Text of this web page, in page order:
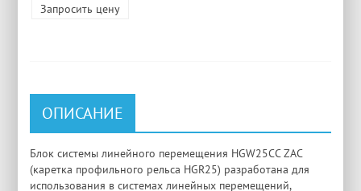
Запросить цену
ОПИСАНИЕ
Блок системы линейного перемещения HGW25CC ZAC
(каретка профильного рельса HGR25) разработана для
использования в системах линейных перемещений,